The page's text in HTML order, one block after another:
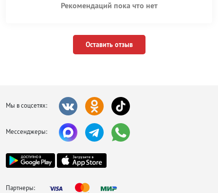
Рекомендаций пока что нет
Оставить отзыв
Мы в соцсетях:
Мессенджеры:
Партнеры: